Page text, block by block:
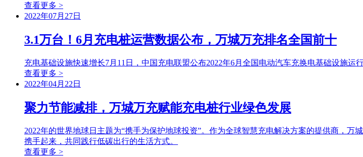
查看更多 >
2022年07月27日
3.1万台！6月充电桩运营数据公布，万城万充排名全国前十
充电基础设施快速增长7月11日，中国充电联盟公布2022年6月全国电动汽车充换电基础设施运
查看更多 >
2022年04月22日
聚力节能减排，万城万充赋能充电桩行业绿色发展
2022年的世界地球日主题为“携手为保护地球投资”。作为全球智慧充电解决方案的提供商，
携手起来，共同践行低碳出行的生活方式。
查看更多 >